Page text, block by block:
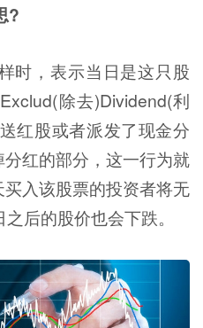
?
时，表示当日是这只股
除去)Dividend(利
红股或者派发了现金分
红的部分，这一行为就
入该股票的投资者将无
后的股价也会下跌。